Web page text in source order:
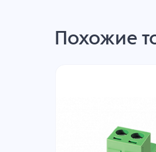
Похожие